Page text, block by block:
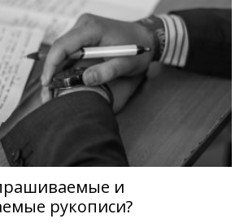
и
рукописи?